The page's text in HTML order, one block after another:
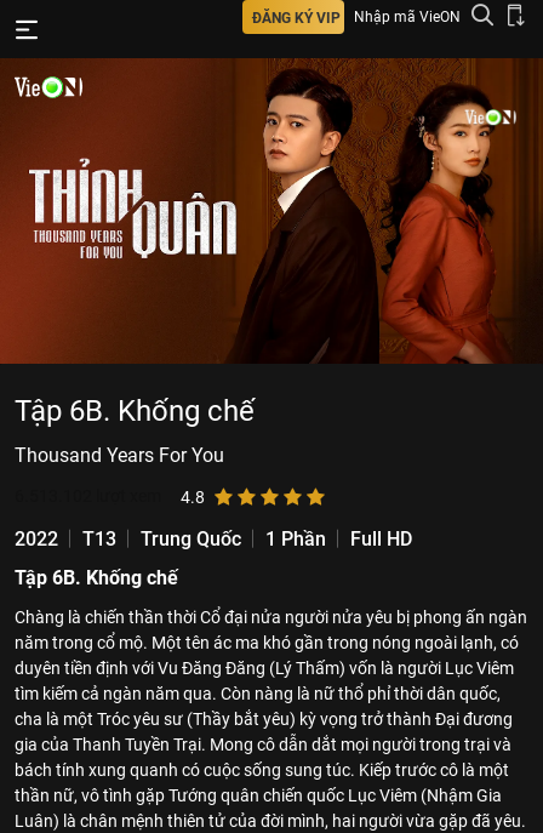
ĐĂNG KÝ VIP Nhập mã VieON
Tập 6B. Khống chế
Thousand Years For You
4.8
2022 T13 Trung Quốc 1 Phần
Full HD
Tập 6B. Khống chế
Chàng là chiến thần thời Cổ đại nửa người nửa yêu bị phong ấn ngàn
năm trong cổ mộ. Một tên ác ma khó gần trong nóng ngoài lạnh, có
duyên tiền định với Vu Đăng Đăng (Lý Thấm) vốn là người Lục Viêm
tìm kiếm cả ngàn năm qua. Còn nàng là nữ thổ phỉ thời dân quốc,
cha là một Tróc yêu sư (Thầy bắt yêu) kỳ vọng trở thành Đại đương
gia của Thanh Tuyền Trại. Mong cô dẫn dắt mọi người trong trại và
bách tính xung quanh có cuộc sống sung túc. Kiếp trước cô là một
thần nữ, vô tình gặp Tướng quân chiến quốc Lục Viêm (Nhậm Gia
Luân) là chân mệnh thiên tử của đời mình, hai người vừa gặp đã yêu.